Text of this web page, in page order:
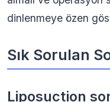
dinlenmeye özen
Sık Sorulan
Liposuction